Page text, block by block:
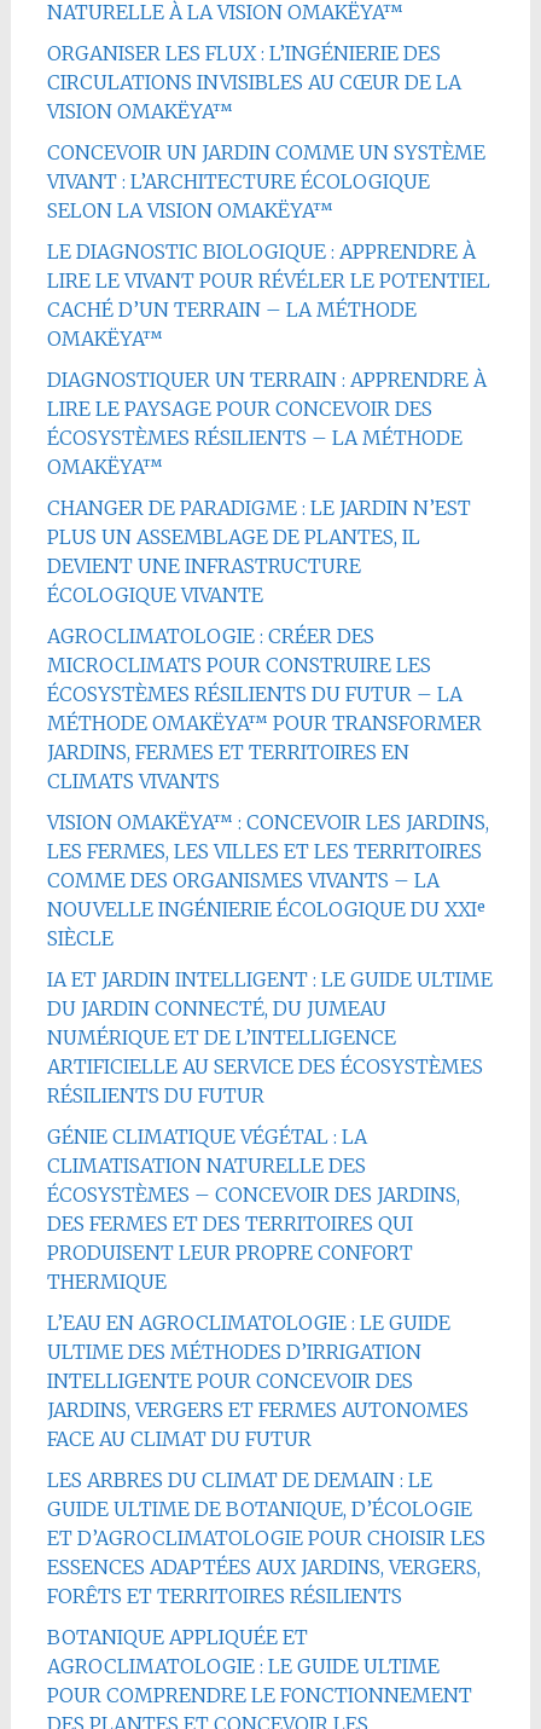
NATURELLE À LA VISION OMAKËYA™
ORGANISER LES FLUX : L’INGÉNIERIE DES
CIRCULATIONS INVISIBLES AU CŒUR DE LA
VISION OMAKËYA™
CONCEVOIR UN JARDIN COMME UN SYSTÈME
VIVANT : L’ARCHITECTURE ÉCOLOGIQUE
SELON LA VISION OMAKËYA™
LE DIAGNOSTIC BIOLOGIQUE : APPRENDRE À
LIRE LE VIVANT POUR RÉVÉLER LE POTENTIEL
CACHÉ D’UN TERRAIN – LA MÉTHODE
OMAKËYA™
DIAGNOSTIQUER UN TERRAIN : APPRENDRE À
LIRE LE PAYSAGE POUR CONCEVOIR DES
ÉCOSYSTÈMES RÉSILIENTS – LA MÉTHODE
OMAKËYA™
CHANGER DE PARADIGME : LE JARDIN N’EST
PLUS UN ASSEMBLAGE DE PLANTES, IL
DEVIENT UNE INFRASTRUCTURE
ÉCOLOGIQUE VIVANTE
AGROCLIMATOLOGIE : CRÉER DES
MICROCLIMATS POUR CONSTRUIRE LES
ÉCOSYSTÈMES RÉSILIENTS DU FUTUR – LA
MÉTHODE OMAKËYA™ POUR TRANSFORMER
JARDINS, FERMES ET TERRITOIRES EN
CLIMATS VIVANTS
VISION OMAKËYA™ : CONCEVOIR LES JARDINS,
LES FERMES, LES VILLES ET LES TERRITOIRES
COMME DES ORGANISMES VIVANTS – LA
NOUVELLE INGÉNIERIE ÉCOLOGIQUE DU XXIᵉ
SIÈCLE
IA ET JARDIN INTELLIGENT : LE GUIDE ULTIME
DU JARDIN CONNECTÉ, DU JUMEAU
NUMÉRIQUE ET DE L’INTELLIGENCE
ARTIFICIELLE AU SERVICE DES ÉCOSYSTÈMES
RÉSILIENTS DU FUTUR
GÉNIE CLIMATIQUE VÉGÉTAL : LA
CLIMATISATION NATURELLE DES
ÉCOSYSTÈMES – CONCEVOIR DES JARDINS,
DES FERMES ET DES TERRITOIRES QUI
PRODUISENT LEUR PROPRE CONFORT
THERMIQUE
L’EAU EN AGROCLIMATOLOGIE : LE GUIDE
ULTIME DES MÉTHODES D’IRRIGATION
INTELLIGENTE POUR CONCEVOIR DES
JARDINS, VERGERS ET FERMES AUTONOMES
FACE AU CLIMAT DU FUTUR
LES ARBRES DU CLIMAT DE DEMAIN : LE
GUIDE ULTIME DE BOTANIQUE, D’ÉCOLOGIE
ET D’AGROCLIMATOLOGIE POUR CHOISIR LES
ESSENCES ADAPTÉES AUX JARDINS, VERGERS,
FORÊTS ET TERRITOIRES RÉSILIENTS
BOTANIQUE APPLIQUÉE ET
AGROCLIMATOLOGIE : LE GUIDE ULTIME
POUR COMPRENDRE LE FONCTIONNEMENT
DES PLANTES ET CONCEVOIR LES